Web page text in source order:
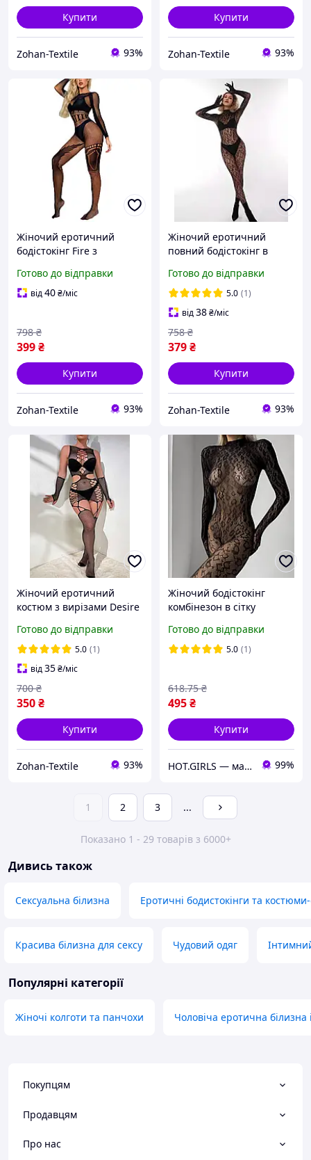
Купити
Zohan-Textile 93%
Купити
Zohan-Textile 93%
Жіночий еротичний
бодістокінг Fire з
відкритим доступом в
сітку універсальний
Готово до відправки
від40₴/міс
399₴
798 ₴
Купити
Zohan-Textile 93%
Жіночий еротичний
повний бодістокінг в
хижий принт леопард
універсальний колір
чорний
Готово до відправки
5.0 (1)
від38₴/міс
379₴
758 ₴
Купити
Zohan-Textile 93%
Жіночий еротичний
костюм з вирізами Desire
рукавичками розмір
універсальний колір
чорний
Готово до відправки
5.0 (1)
від35₴/міс
350₴
700 ₴
Купити
Zohan-Textile 93%
Жіночий бодістокінг
комбінезон в сітку
напівпрозорий
сексуальний
Готово до відправки
5.0 (1)
495₴
618.75 ₴
Купити
HOT.GIRLS — магазин жіночої білизни, купальників та стильних образів для впевнених у собі дівчат. 99%
1 2 3 ...
Показано 1 - 29 товарів з 6000+
Дивись також
Сексуальна білизна Еротичні бодистокінги та костюми-
Красива білизна для сексу Чудовий одяг
Популярні категорії
Жіночі колготи та панчохи Чоловіча еротична білизна
Покупцям
Продавцям
Про нас